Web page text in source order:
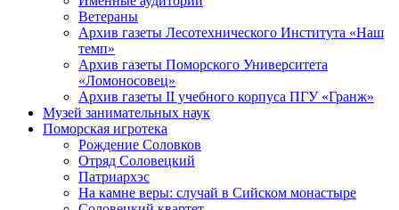
Ветераны
Архив газеты Лесотехнического Института «Наш
темп»
Архив газеты Поморского Университета
«Ломоносовец»
Архив газеты II учебного корпуса ПГУ «Гранж»
Музей занимательных наук
Поморская игротека
Рождение Соловков
Отряд Соловецкий
Патриархэс
На камне веры: случай в Сийском монастыре